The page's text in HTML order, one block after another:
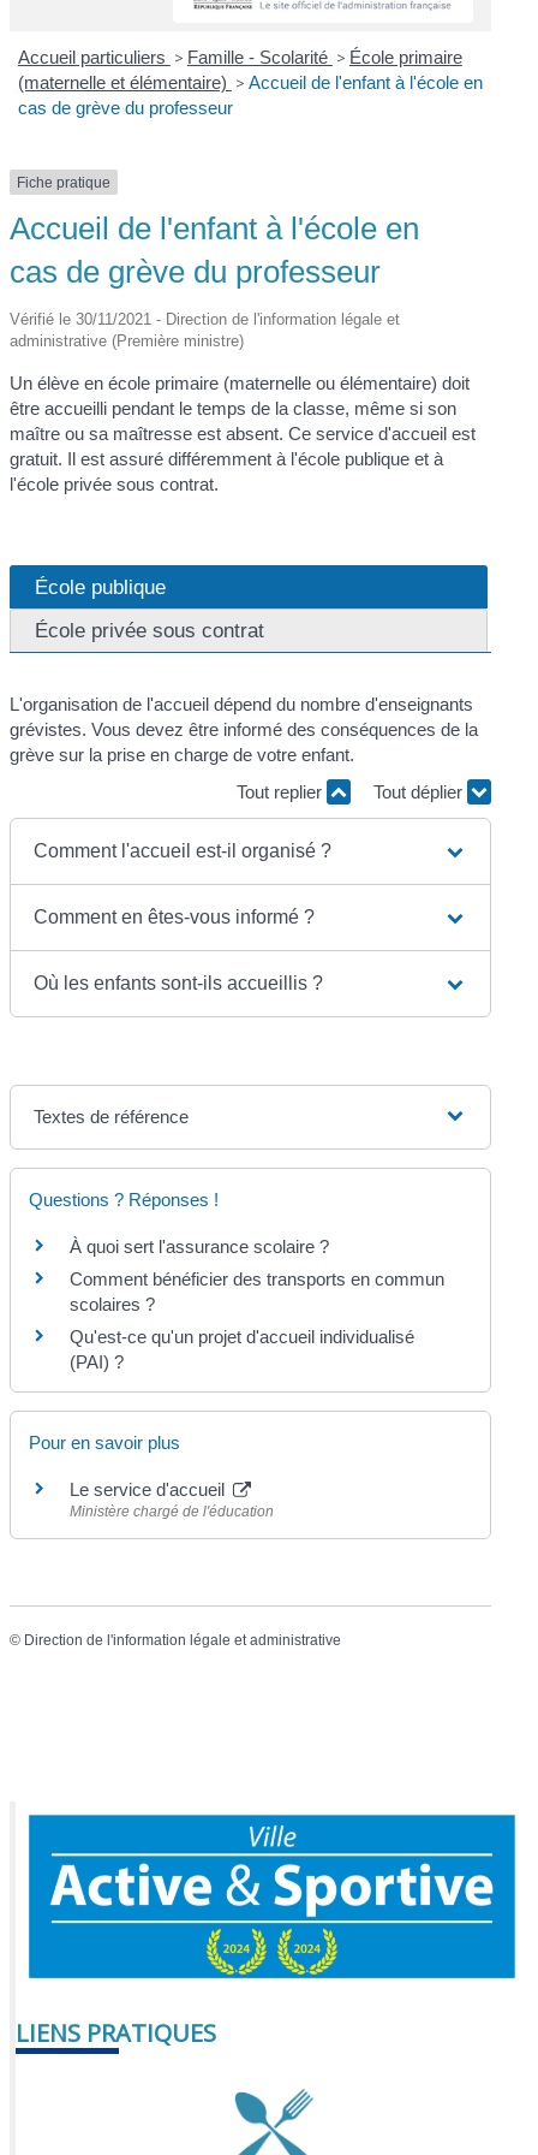
Accueil particuliers > Famille - Scolarité > École primaire
(maternelle et élémentaire) > Accueil de l'enfant à l'école en
cas de grève du professeur
Fiche pratique
Accueil de l'enfant à l'école en
cas de grève du professeur
Vérifié le 30/11/2021 - Direction de l'information légale et
administrative (Première ministre)
Un élève en école primaire (maternelle ou élémentaire) doit
être accueilli pendant le temps de la classe, même si son
maître ou sa maîtresse est absent. Ce service d'accueil est
gratuit. Il est assuré différemment à l'école publique et à
l'école privée sous contrat.
École publique
École privée sous contrat
L'organisation de l'accueil dépend du nombre d'enseignants
grévistes. Vous devez être informé des conséquences de la
grève sur la prise en charge de votre enfant.
Tout replier
Tout déplier
Comment l'accueil est-il organisé ?
Comment en êtes-vous informé ?
Où les enfants sont-ils accueillis ?
Textes de référence
Questions ? Réponses !
À quoi sert l'assurance scolaire ?
Comment bénéficier des transports en commun
scolaires ?
Qu'est-ce qu'un projet d'accueil individualisé
(PAI) ?
Pour en savoir plus
Le service d'accueil
Ministère chargé de l'éducation
© Direction de l'information légale et administrative
LIENS PRATIQUES